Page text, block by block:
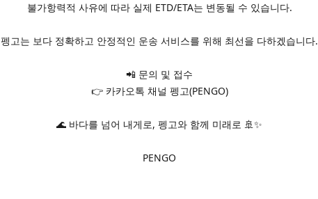
불가항력적 사유에 따라 실제 ETD/ETA는 변동될 수 있습니다.
펭고는 보다 정확하고 안정적인 운송 서비스를 위해 최선을 다하겠습니다.
📲 문의 및 접수
👉 카카오톡 채널 펭고(PENGO)
🌊 바다를 넘어 내게로, 펭고와 함께 미래로 🚢✨
PENGO